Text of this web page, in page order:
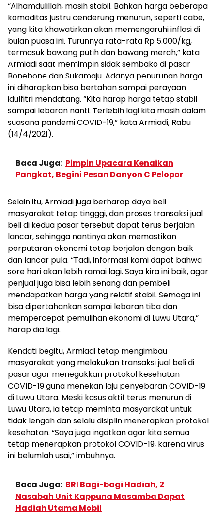
“Alhamdulillah, masih stabil. Bahkan harga beberapa
komoditas justru cenderung menurun, seperti cabe,
yang kita khawatirkan akan memengaruhi inflasi di
bulan puasa ini. Turunnya rata-rata Rp 5.000/kg,
termasuk bawang putih dan bawang merah,” kata
Armiadi saat memimpin sidak sembako di pasar
Bonebone dan Sukamaju. Adanya penurunan harga
ini diharapkan bisa bertahan sampai perayaan
idulfitri mendatang. “Kita harap harga tetap stabil
sampai lebaran nanti. Terlebih lagi kita masih dalam
suasana pandemi COVID-19,” kata Armiadi, Rabu
(14/4/2021).
Baca Juga: Pimpin Upacara Kenaikan
Pangkat, Begini Pesan Danyon C Pelopor
Selain itu, Armiadi juga berharap daya beli
masyarakat tetap tingggi, dan proses transaksi jual
beli di kedua pasar tersebut dapat terus berjalan
lancar, sehingga nantinya akan memastikan
perputaran ekonomi tetap berjalan dengan baik
dan lancar pula. “Tadi, informasi kami dapat bahwa
sore hari akan lebih ramai lagi. Saya kira ini baik, agar
penjual juga bisa lebih senang dan pembeli
mendapatkan harga yang relatif stabil. Semoga ini
bisa dipertahankan sampai lebaran tiba dan
mempercepat pemulihan ekonomi di Luwu Utara,”
harap dia lagi.
Kendati begitu, Armiadi tetap mengimbau
masyarakat yang melakukan transaksi jual beli di
pasar agar menegakkan protokol kesehatan
COVID-19 guna menekan laju penyebaran COVID-19
di Luwu Utara. Meski kasus aktif terus menurun di
Luwu Utara, ia tetap meminta masyarakat untuk
tidak lengah dan selalu disiplin menerapkan protokol
kesehatan. “Saya juga ingatkan agar kita semua
tetap menerapkan protokol COVID-19, karena virus
ini belumlah usai,” imbuhnya.
Baca Juga: BRI Bagi-bagi Hadiah, 2
Nasabah Unit Kappuna Masamba Dapat
Hadiah Utama Mobil